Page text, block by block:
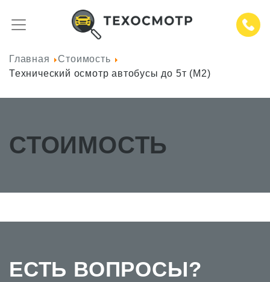
Главная
Стоимость
Технический осмотр автобусы до 5т (М2)
СТОИМОСТЬ
ЕСТЬ ВОПРОСЫ?